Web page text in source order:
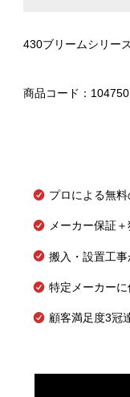
430ブリームシリー
商品コード：104750
プロによる無
メーカー保証
搬入・設置工
特定メーカー
顧客満足度3冠